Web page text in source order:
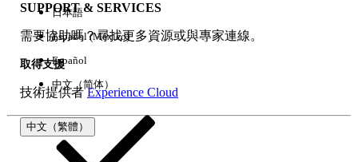
SUPPORT & SERVICES
需要協助嗎？尋找更多資源或與專家連線。
取得支援
技術提供者Experience Cloud
中文（繁體）
日本語
Español (México)
Español
中文（简体）